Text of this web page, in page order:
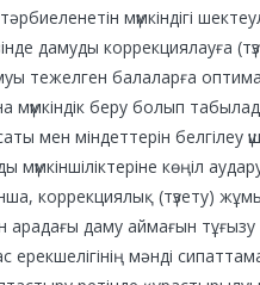
мүмкіндігі
дамуды коррекциялауға
тежелген балаларға
мүмкіндік беру болып
мен міндеттерін белгілеу
мүмкіншіліктеріне көңіл
коррекциялық (түзету)
арадағы даму аймағын
мәнді